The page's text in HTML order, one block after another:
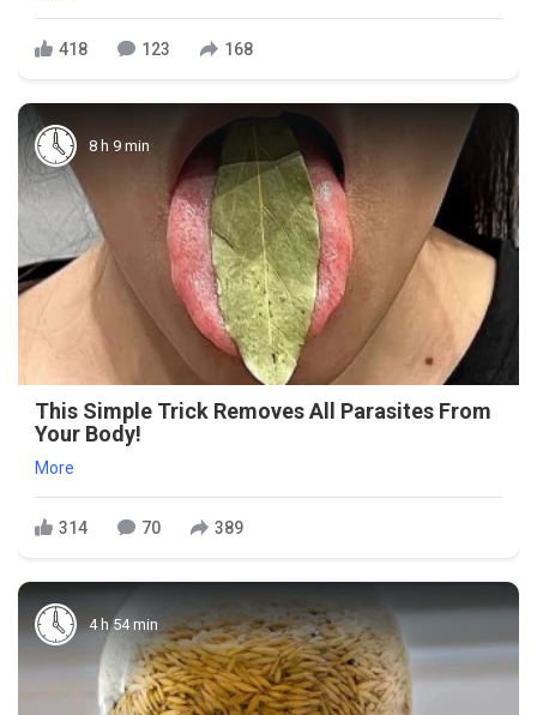
418 123 168
8 h 9 min
This Simple Trick Removes All Parasites From
Your Body!
More
314 70 389
4 h 54 min